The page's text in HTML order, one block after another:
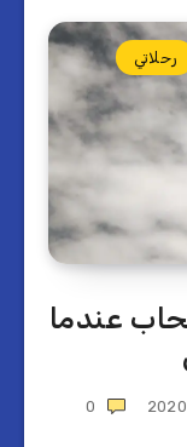
رحلاتي
عندما
0